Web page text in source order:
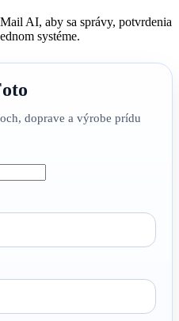
AI, aby sa správy, potvrdenia
systéme.
doprave a výrobe prídu